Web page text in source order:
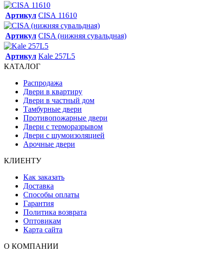
Артикул CISA 11610
Артикул CISA (нижняя сувальдная)
Артикул Kale 257L5
КАТАЛОГ
Распродажа
Двери в квартиру
Двери в частный дом
Тамбурные двери
Противопожарные двери
Двери с терморазрывом
Двери с шумоизоляцией
Арочные двери
КЛИЕНТУ
Как заказать
Доставка
Способы оплаты
Гарантия
Политика возврата
Оптовикам
Карта сайта
О КОМПАНИИ